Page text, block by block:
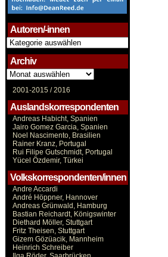
Autoren/-innen
Autoren/-
innen
Archiv
Archiv
2001-2015 /2016
Auslandskorrespondenten
Andreas Habicht, Spanien
Jairo Gomez Garcia, Spanien
Noel Nascimento, Brasilien
Rainer Kranz, Portugal
Rui Filipe Gutschmidt, Portugal
Yücel Özdemir, Türkei
Volkskorrespondenten/innen
Andre Accardi
André Höppner, Hannover
Andreas Grünwald, Hamburg
Bastian Reichardt, Königswinter
Diethard Möller, Stuttgart
Fritz Theisen, Stuttgart
Gizem Gözüacik, Mannheim
Heinrich Schreiber